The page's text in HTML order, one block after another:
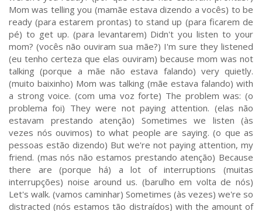
Mom was telling you (mamãe estava dizendo a vocês) to be
ready (para estarem prontas) to stand up (para ficarem de
pé) to get up. (para levantarem) Didn't you listen to your
mom? (vocês não ouviram sua mãe?) I'm sure they listened
(eu tenho certeza que elas ouviram) because mom was not
talking (porque a mãe não estava falando) very quietly.
(muito baixinho) Mom was talking (mãe estava falando) with
a strong voice. (com uma voz forte) The problem was: (o
problema foi) They were not paying attention. (elas não
estavam prestando atenção) Sometimes we listen (às
vezes nós ouvimos) to what people are saying. (o que as
pessoas estão dizendo) But we're not paying attention, my
friend. (mas nós não estamos prestando atenção) Because
there are (porque há) a lot of interruptions (muitas
interrupções) noise around us. (barulho em volta de nós)
Let's walk. (vamos caminhar) Sometimes (às vezes) we're so
distracted (nós estamos tão distraídos) with the amount of